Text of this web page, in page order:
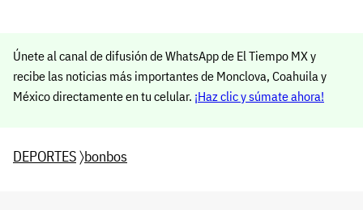
Únete al canal de difusión de WhatsApp de El Tiempo MX y
recibe las noticias más importantes de Monclova, Coahuila y
México directamente en tu celular. ¡Haz clic y súmate ahora!
DEPORTES〉bonbos